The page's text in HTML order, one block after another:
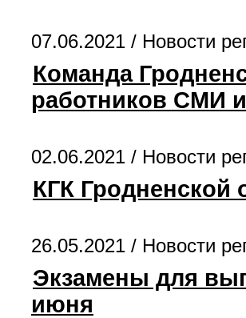
07.06.2021 / Новости
Команда
работников СМИ
02.06.2021 / Новости
КГК Гродненской
26.05.2021 / Новости
Экзамены для
июня